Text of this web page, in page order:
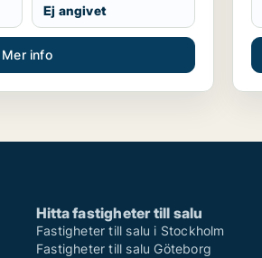
Ej angivet
Mer info
Hitta fastigheter till salu
Fastigheter till salu i Stockholm
Fastigheter till salu Göteborg